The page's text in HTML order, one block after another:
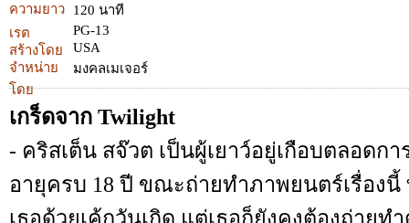
ความยาว
120 นาที
เรต
PG-13
สร้างโดย
USA
จำหน่าย
โดย
มงคลเมเจอร์
เกร็ดจาก Twilight
- คริสเต็น สจ๊วต เป็นผู้เยาว์อยู่เกือบตลอดกา
อายุครบ 18 ปี ขณะถ่ายทำภาพยนตร์เรื่อง